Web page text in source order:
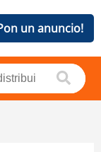
un anuncio!